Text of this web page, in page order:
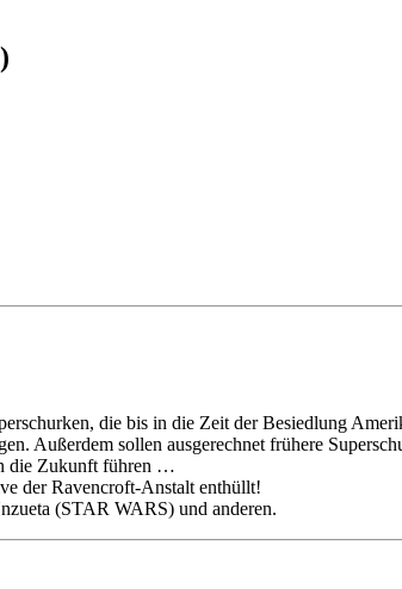
die bis in die Zeit der Besiedlung
Außerdem sollen ausgerechnet frühere
die Zukunft führen …
der Ravencroft-Anstalt enthüllt!
(STAR WARS) und anderen.